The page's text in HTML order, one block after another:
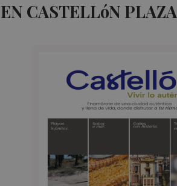
CASTELLóN PLAZA